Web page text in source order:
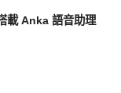
載 Anka 語音助理